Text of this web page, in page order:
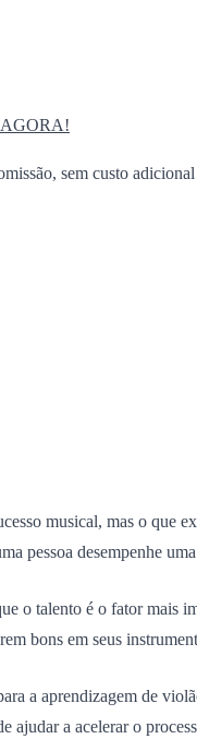
sem custo
musical, mas o
pessoa desempenhe
o talento é o fator mais
bons em seus
a aprendizagem de
ajudar a acelerar o